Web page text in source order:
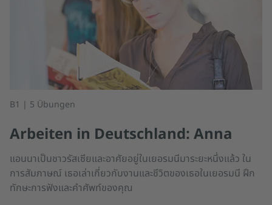
B1 | 5 Übungen
Arbeiten in Deutschland: Anna
แอนนาเป็นชาวรัสเซียและอาศัยอยู่ในเยอรมนีมาระยะหนึ่งแล้ว ใน
การสัมภาษณ์ เธอเล่าเกี่ยวกับงานและชีวิตของเธอในเยอรมนี ฝึก
ทักษะการฟังและคำศัพท์ของคุณ